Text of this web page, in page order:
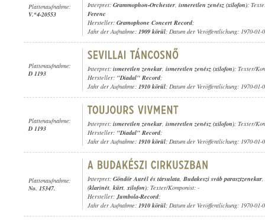
Plattenaufnahme:
V.*4-20553
Interpret: Grammophon-Orchester, ismeretlen zenész (xilofon);
Ferenc
Hersteller: Gramophone Concert Record;
Jahr der Aufnahme: 1909 körül; Datum der Veröffentlichung: 1970-01-
Plattenaufnahme:
D 1193
Interpret: ismeretlen zenekar, ismeretlen zenész (xilofon); Texter/
Hersteller: "Diadal" Record;
Jahr der Aufnahme: 1910 körül; Datum der Veröffentlichung: 1970-01-
Plattenaufnahme:
D 1193
Interpret: ismeretlen zenekar, ismeretlen zenész (xilofon); Texter/
Hersteller: "Diadal" Record;
Jahr der Aufnahme: 1910 körül; Datum der Veröffentlichung: 1970-01-
Plattenaufnahme:
No. 15347.
Interpret: Göndör Aurél és társulata, Budakeszi sváb parasztzenekar,
(klarinét, kürt,xilofon); Texter/Komponist: -
Hersteller:Jumbola-Record;
Jahr der Aufnahme: 1910 körül; Datum der Veröffentlichung: 1970-01-